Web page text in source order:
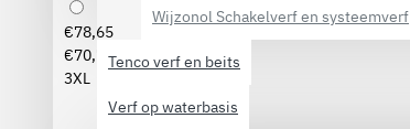
Wijzonol Schakelverf en systeemverf
Tenco verf en beits
Verf op waterbasis
€78,65
€70,79
3XL